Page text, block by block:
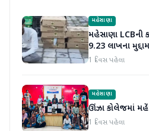
મહેસાણા
મહેસાણા LCBની
9.23 લાખના
1 દિવસ પહેલા
મહેસાણા
ઊંઝા કોલેજમાં
1 દિવસ પહેલા